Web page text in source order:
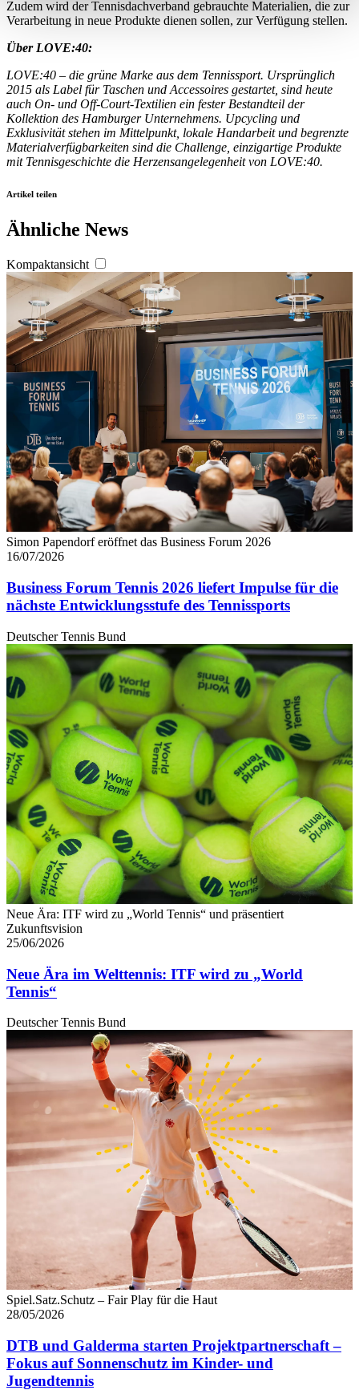
Erfahren Sie mehr darüber, wie Ihre persönlichen Daten
Abschnitt Einzelheiten
Wir verwenden Cookies, um Inhalte und Anzeigen zu
personalisieren, Funktionen für soziale Medien anbieten
zu können und die Zugriffe auf unsere Website zu
analysieren. Außerdem geben wir Informationen zu Ihrer
Verwendung unserer Website an unsere Partner für
soziale Medien, Werbung und Analysen weiter. Unsere
weiteren Daten zusammen, die Sie ihnen bereitgestellt
gesammelt haben. Die
jederzeit über den Link im Footer aufgerufen und
angepasst werden.
Zudem wird der Tennisdachverband gebrauchte Materialien, die zur
Verarbeitung in neue Produkte dienen sollen, zur Verfügung stellen.
Über LOVE:40:
LOVE:40 – die grüne Marke aus dem Tennissport. Ursprünglich
2015 als Label für Taschen und Accessoires gestartet, sind heute
auch On- und Off-Court-Textilien ein fester Bestandteil der
Kollektion des Hamburger Unternehmens. Upcycling und
Exklusivität stehen im Mittelpunkt, lokale Handarbeit und begrenzte
Materialverfügbarkeiten sind die Challenge, einzigartige Produkte
mit Tennisgeschichte die Herzensangelegenheit von LOVE:40.
Artikel teilen
Ähnliche News
Kompaktansicht
Simon Papendorf eröffnet das Business Forum 2026
16/07/2026
Business Forum Tennis 2026 liefert Impulse für die
nächste Entwicklungsstufe des Tennissports
Deutscher Tennis Bund
Neue Ära: ITF wird zu „World Tennis“ und präsentiert
Zukunftsvision
25/06/2026
Neue Ära im Welttennis: ITF wird zu „World
Tennis“
Deutscher Tennis Bund
Spiel.Satz.Schutz – Fair Play für die Haut
28/05/2026
DTB und Galderma starten Projektpartnerschaft –
Fokus auf Sonnenschutz im Kinder- und
Jugendtennis